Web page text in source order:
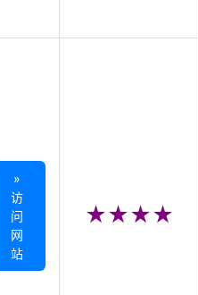
»
访
问
网
站
★★★★